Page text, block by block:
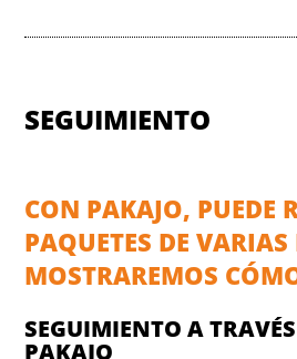
SEGUIMIENTO
CON PAKAJO, PUEDE
PAQUETES DE
MOSTRAREMOS
SEGUIMIENTO A
PAKAJO